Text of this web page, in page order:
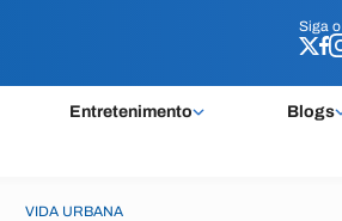
Siga o
Entretenimento Blogs
Siga o
VIDA URBANA